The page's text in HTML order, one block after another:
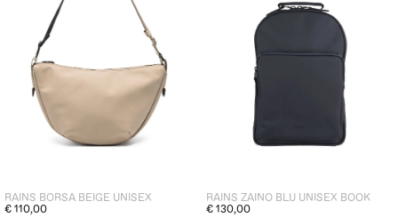
RAINS BORSA BEIGE UNISEX
€ 110,00
RAINS ZAINO BLU UNISEX BOOK
€ 130,00